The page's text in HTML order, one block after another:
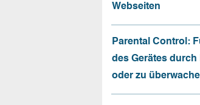
Webseiten
Parental Control:
des Gerätes
oder zu